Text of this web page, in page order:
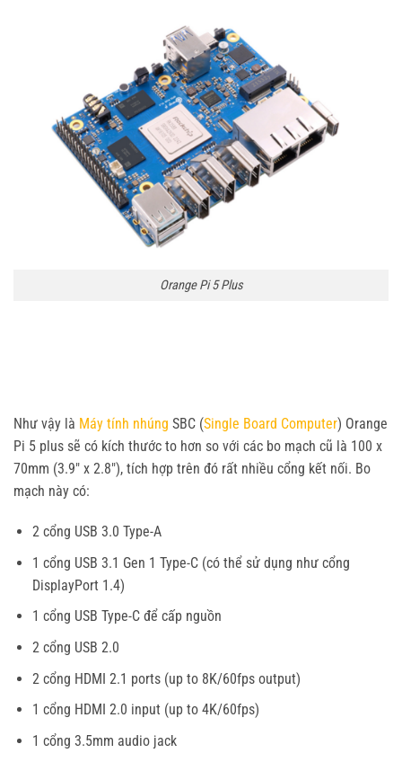
Orange Pi 5 Plus
Như vậy là Máy tính nhúng SBC (Single Board Computer) Orange
Pi 5 plus sẽ có kích thước to hơn so với các bo mạch cũ là 100 x
70mm (3.9″ x 2.8″), tích hợp trên đó rất nhiều cổng kết nối. Bo
mạch này có:
2 cổng USB 3.0 Type-A
1 cổng USB 3.1 Gen 1 Type-C (có thể sử dụng như cổng
DisplayPort 1.4)
1 cổng USB Type-C để cấp nguồn
2 cổng USB 2.0
2 cổng HDMI 2.1 ports (up to 8K/60fps output)
1 cổng HDMI 2.0 input (up to 4K/60fps)
1 cổng 3.5mm audio jack